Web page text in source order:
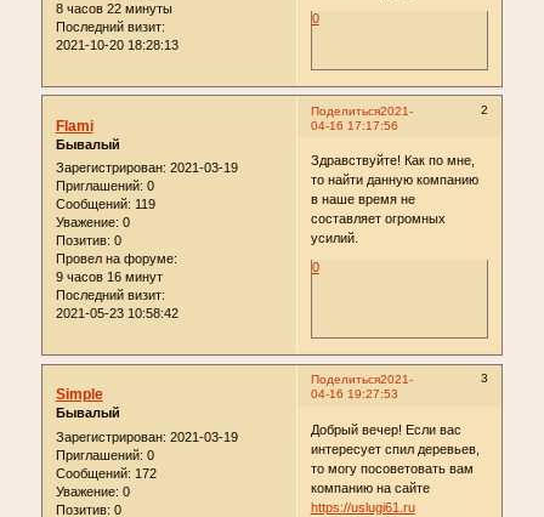
8 часов 22 минуты
Последний визит:
2021-10-20 18:28:13
0
Поделиться 2
2021-
04-16 17:17:56
Flami
Бывалый
Зарегистрирован: 2021-03-19
Приглашений: 0
Сообщений: 119
Уважение: 0
Позитив: 0
Провел на форуме:
9 часов 16 минут
Последний визит:
2021-05-23 10:58:42
Здравствуйте! Как по мне,
то найти данную компанию
в наше время не
составляет огромных
усилий.
0
Поделиться 3
2021-
04-16 19:27:53
Simple
Бывалый
Зарегистрирован: 2021-03-19
Приглашений: 0
Сообщений: 172
Уважение: 0
Позитив: 0
Добрый вечер! Если вас
интересует спил деревьев,
то могу посоветовать вам
компанию на сайте
https://uslugi61.ru